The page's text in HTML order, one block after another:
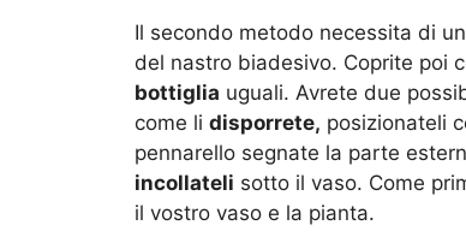
Il secondo metodo necessita di
del nastro biadesivo. Coprite poi
bottiglia uguali. Avrete due
come li disporrete, posizionateli
pennarello segnate la parte
incollateli sotto il vaso. Come
il vostro vaso e la pianta.